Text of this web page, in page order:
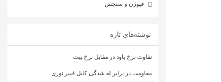
فیوژن و سنجش
نوشته‌های تازه
تفاوت نرخ باود در مقابل نرخ بیت
مقاومت در برابر له شدگی کابل فیبر نوری